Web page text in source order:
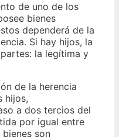
de uno de los
bienes
dependerá de la
Si hay hijos, la
la legítima y
de la herencia
hijos,
a dos tercios del
por igual entre
son